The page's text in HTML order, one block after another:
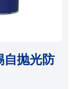
自抛光防